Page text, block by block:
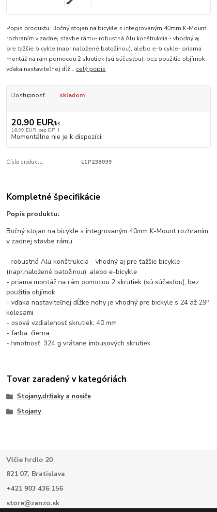
Popis produktu: Bočný stojan na bicykle s integrovaným 40mm K-Mount
rozhraním v zadnej stavbe rámu- robustná Alu konštrukcia - vhodný aj
pre ťažšie bicykle (napr.naložené batožinou), alebo e-bicykle- priama
montáž na rám pomocou 2 skrutiek (sú súčasťou), bez použitia objímok-
vďaka nastaviteľnej dĺž... celý popis
Dostupnosť skladom
20,90 EUR/ks
16,99 EUR bez DPH
Momentálne nie je k dispozícii
Číslo produktu: L1P238099
Kompletné špecifikácie
Popis produktu:
Bočný stojan na bicykle s integrovaným 40mm K-Mount rozhraním
v zadnej stavbe rámu
- robustná Alu konštrukcia - vhodný aj pre ťažšie bicykle
(napr.naložené batožinou), alebo e-bicykle
- priama montáž na rám pomocou 2 skrutiek (sú súčasťou), bez
použitia objímok
- vďaka nastaviteľnej dĺžke nohy je vhodný pre bickyle s 24 až 29"
kolesami
- osová vzdialenosť skrutiek: 40 mm
- farba: čierna
- hmotnosť: 324 g vrátane imbusových skrutiek
Tovar zaradený v kategóriách
Stojany,držiaky a nosiče
Stojany
Vlčie hrdlo 20
821 07, Bratislava
+421 903 436 156
store@zanzo.sk